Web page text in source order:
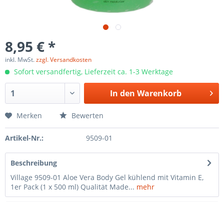
8,95 € *
inkl. MwSt.zzgl. Versandkosten
Sofort versandfertig, Lieferzeit ca. 1-3 Werktage
In den Warenkorb
Merken Bewerten
Artikel-Nr.: 9509-01
Beschreibung
Village 9509-01 Aloe Vera Body Gel kühlend mit Vitamin E,
1er Pack (1 x 500 ml) Qualität Made... mehr